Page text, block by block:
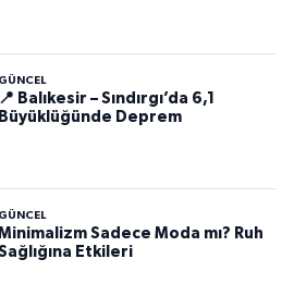
GÜNCEL
📍 Balıkesir – Sındırgı’da 6,1
Büyüklüğünde Deprem
GÜNCEL
Sadece Moda mı? Ruh
Etkileri